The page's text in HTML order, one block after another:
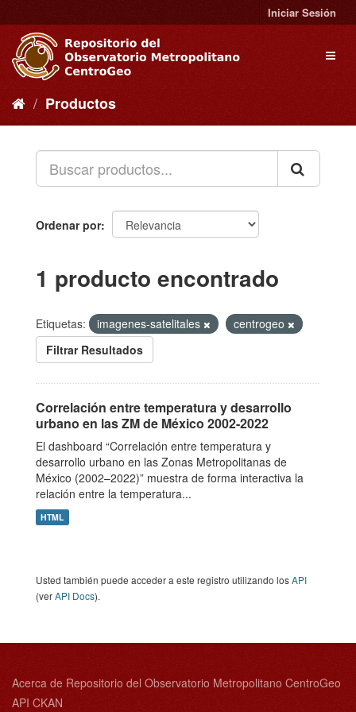
al
contenido
Iniciar Sesión
Productos
Ordenar por
1 producto encontrado
Etiquetas: imagenes-satelitales
centrogeo
Filtrar Resultados
Correlación entre temperatura y desarrollo
urbano en las ZM de México 2002-2022
El dashboard “Correlación entre temperatura y
desarrollo urbano en las Zonas Metropolitanas de
México (2002–2022)” muestra de forma interactiva la
relación entre la temperatura...
HTML
Usted también puede acceder a este registro utilizando losAPI
(verAPI Docs).
Acerca de Repositorio del Observatorio Metropolitano CentroGeo
API CKAN